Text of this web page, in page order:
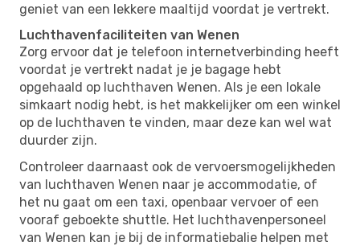
geniet van een lekkere maaltijd voordat je vertrekt.
Luchthavenfaciliteiten van Wenen
Zorg ervoor dat je telefoon internetverbinding heeft
voordat je vertrekt nadat je je bagage hebt
opgehaald op luchthaven Wenen. Als je een lokale
simkaart nodig hebt, is het makkelijker om een ​​winkel
op de luchthaven te vinden, maar deze kan wel wat
duurder zijn.
Controleer daarnaast ook de vervoersmogelijkheden
van luchthaven Wenen naar je accommodatie, of
het nu gaat om een ​​taxi, openbaar vervoer of een
vooraf geboekte shuttle. Het luchthavenpersoneel
van Wenen kan je bij de informatiebalie helpen met